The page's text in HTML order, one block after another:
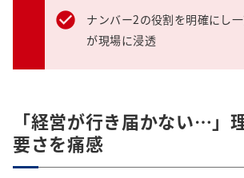
ナンバー2の役割を明確にし
が現場に浸透
「経営が行き届かない…」
要さを痛感